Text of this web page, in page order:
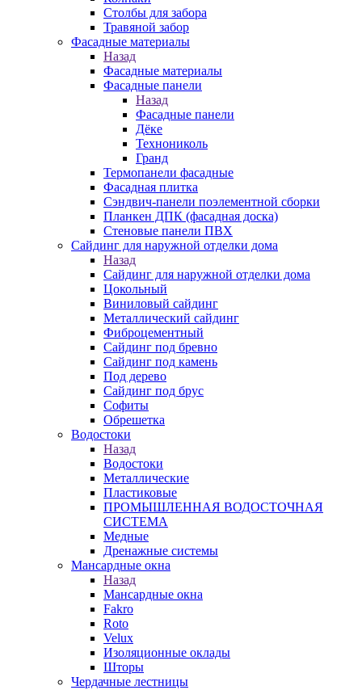
Столбы для забора
Травяной забор
Фасадные материалы
Назад
Фасадные материалы
Фасадные панели
Назад
Фасадные панели
Дёке
Технониколь
Гранд
Термопанели фасадные
Фасадная плитка
Сэндвич-панели поэлементной сборки
Планкен ДПК (фасадная доска)
Стеновые панели ПВХ
Сайдинг для наружной отделки дома
Назад
Сайдинг для наружной отделки дома
Цокольный
Виниловый сайдинг
Металлический сайдинг
Фиброцементный
Сайдинг под бревно
Сайдинг под камень
Под дерево
Сайдинг под брус
Софиты
Обрешетка
Водостоки
Назад
Водостоки
Металлические
Пластиковые
ПРОМЫШЛЕННАЯ ВОДОСТОЧНАЯ
СИСТЕМА
Медные
Дренажные системы
Мансардные окна
Назад
Мансардные окна
Fakro
Roto
Velux
Изоляционные оклады
Шторы
Чердачные лестницы